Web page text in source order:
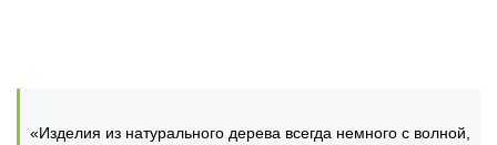
«Изделия из натурального дерева всегда немного с волной,